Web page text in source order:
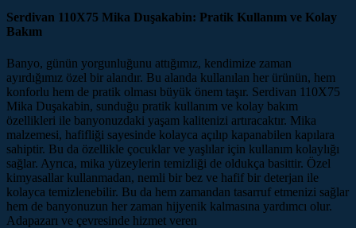
Serdivan 110X75 Mika Duşakabin: Pratik Kullanım ve Kolay
Bakım
Banyo, günün yorgunluğunu attığımız, kendimize zaman
ayırdığımız özel bir alandır. Bu alanda kullanılan her ürünün, hem
konforlu hem de pratik olması büyük önem taşır. Serdivan 110X75
Mika Duşakabin, sunduğu pratik kullanım ve kolay bakım
özellikleri ile banyonuzdaki yaşam kalitenizi artıracaktır. Mika
malzemesi, hafifliği sayesinde kolayca açılıp kapanabilen kapılara
sahiptir. Bu da özellikle çocuklar ve yaşlılar için kullanım kolaylığı
sağlar. Ayrıca, mika yüzeylerin temizliği de oldukça basittir. Özel
kimyasallar kullanmadan, nemli bir bez ve hafif bir deterjan ile
kolayca temizlenebilir. Bu da hem zamandan tasarruf etmenizi sağlar
hem de banyonuzun her zaman hijyenik kalmasına yardımcı olur.
Adapazarı ve çevresinde hizmet veren